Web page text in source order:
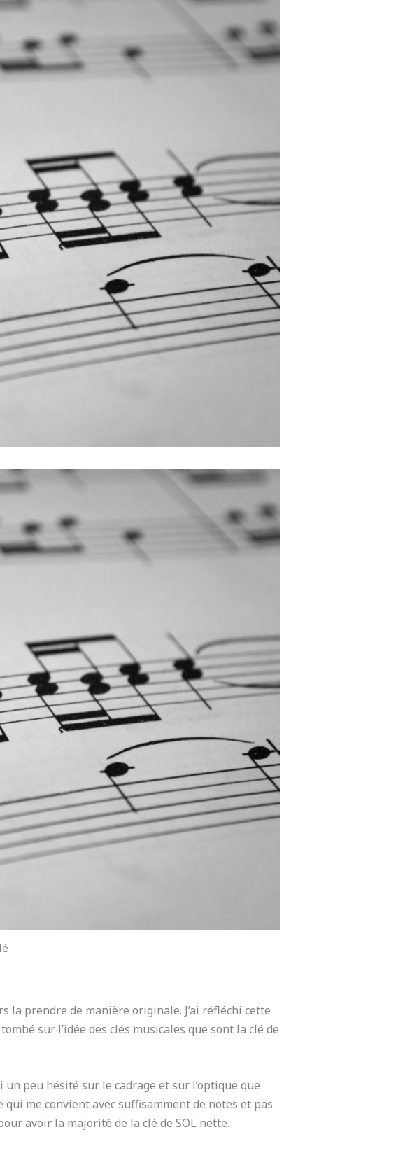
la prendre de manière originale. J’ai réfléchi cette
sur l’idée des clés musicales que sont la clé de
peu hésité sur le cadrage et sur l’optique que
me convient avec suffisamment de notes et pas
avoir la majorité de la clé de SOL nette.